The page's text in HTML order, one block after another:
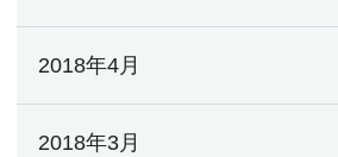
2018年4月
2018年3月